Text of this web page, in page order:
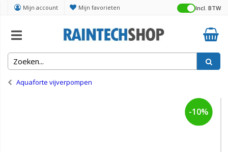
Mijn account Mijn favorieten Incl. BTW
Home
Vijver
Aquaforte vijverpompen
-10%